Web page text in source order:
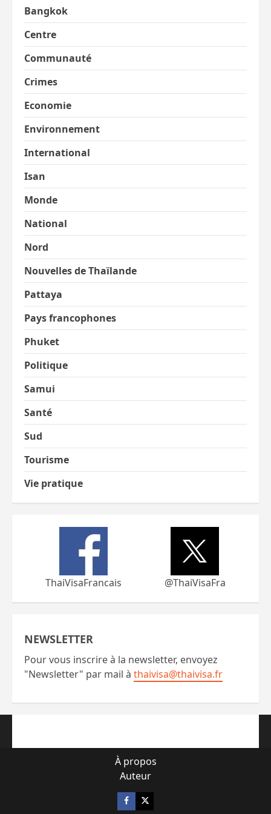
Bangkok
Centre
Communauté
Crimes
Economie
Environnement
International
Isan
Monde
National
Nord
Nouvelles de Thaïlande
Pattaya
Pays francophones
Phuket
Politique
Samui
Santé
Sud
Tourisme
Vie pratique
ThaiVisaFrancais @ThaiVisaFra
NEWSLETTER
Pour vous inscrire à la newsletter, envoyez
"Newsletter" par mail à thaivisa@thaivisa.fr
À propos
Auteur
Facebook
X